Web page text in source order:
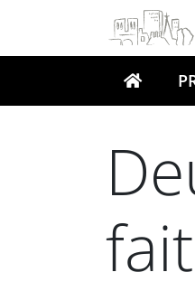
Panneau de gestion des